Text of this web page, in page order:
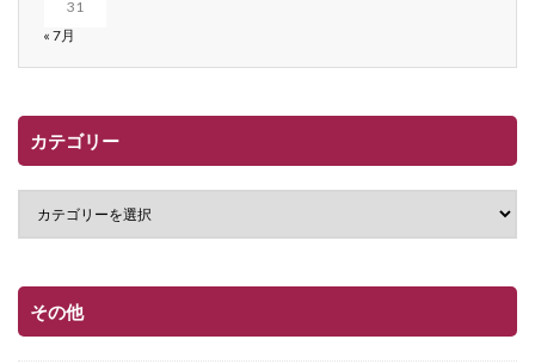
31
« 7月
カテゴリー
その他